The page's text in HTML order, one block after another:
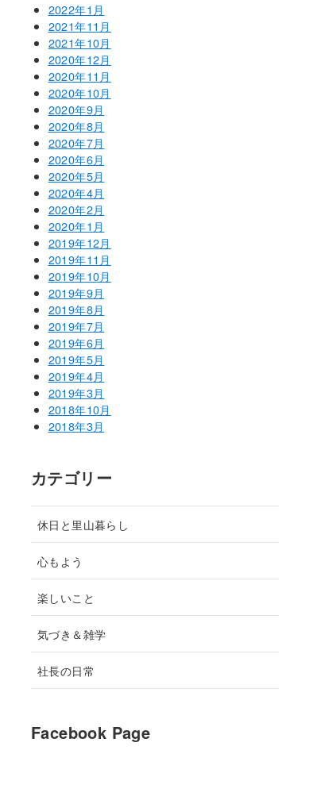
2022年1月
2021年11月
2021年10月
2020年12月
2020年11月
2020年10月
2020年9月
2020年8月
2020年7月
2020年6月
2020年5月
2020年4月
2020年2月
2020年1月
2019年12月
2019年11月
2019年10月
2019年9月
2019年8月
2019年7月
2019年6月
2019年5月
2019年4月
2019年3月
2018年10月
2018年3月
カテゴリー
休日と里山暮らし
心もよう
楽しいこと
気づき＆雑学
社長の日常
Facebook Page